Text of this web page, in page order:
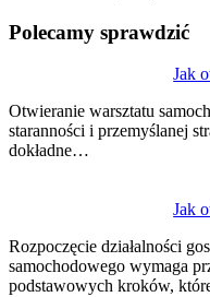
Polecamy sprawdzić
Jak
Otwieranie warsztatu
staranności i przemyślanej
dokładne…
Jak
Rozpoczęcie działalności
samochodowego wymaga
podstawowych kroków,
wpisu